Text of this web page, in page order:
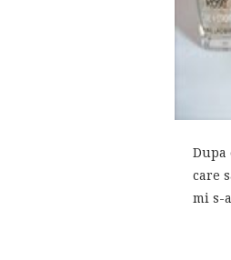
Dupa
care
mi s-